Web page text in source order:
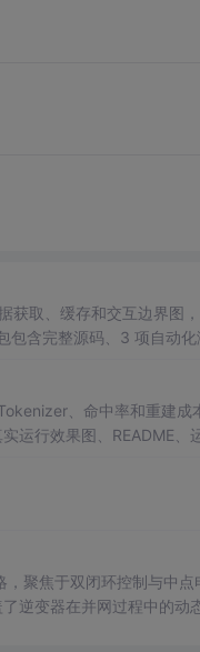
获取、缓存和交互边界图
包含完整源码、3 项自动化
或其他受限素材。
、命中率和重建成
运行效果图、README、
聚焦于双闭环控制与中点
逆变器在并网过程中的动